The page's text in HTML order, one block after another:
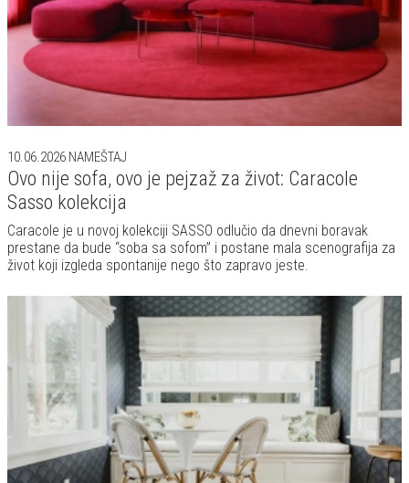
10.06.2026 NAMEŠTAJ
Ovo nije sofa, ovo je pejzaž za život: Caracole
Sasso kolekcija
Caracole je u novoj kolekciji SASSO odlučio da dnevni boravak
prestane da bude “soba sa sofom” i postane mala scenografija za
život koji izgleda spontanije nego što zapravo jeste.